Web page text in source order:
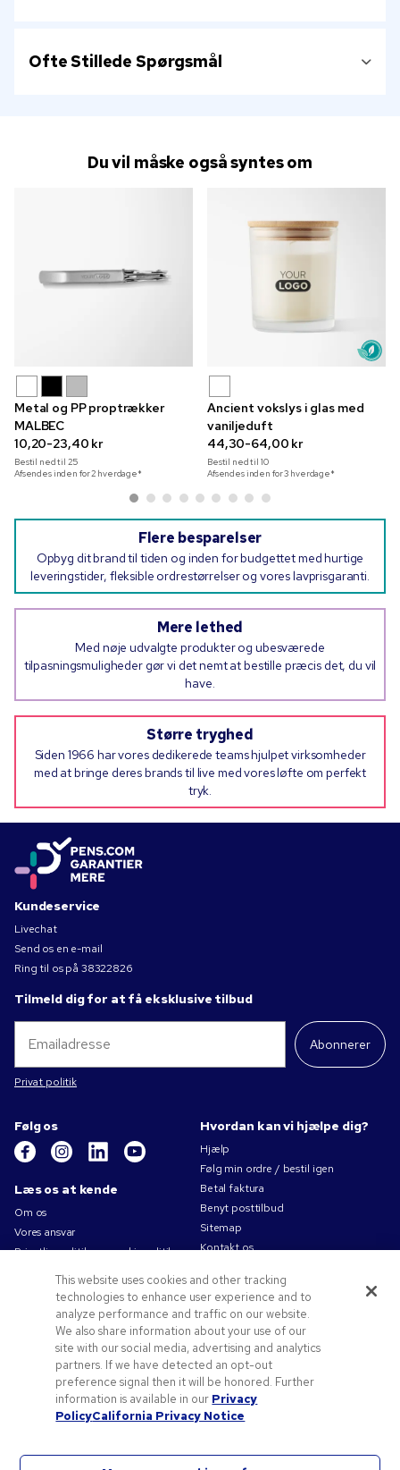
Ofte Stillede Spørgsmål
Du vil måske også syntes om
Metal og PP proptrækker
MALBEC
10,20-23,40 kr
Bestil ned til 25
Afsendes inden for 2 hverdage*
Ancient vokslys i glas med
vaniljeduft
44,30-64,00 kr
Bestil ned til 10
Afsendes inden for 3 hverdage*
Flere besparelser
Opbyg dit brand til tiden og inden for budgettet med hurtige
leveringstider, fleksible ordrestørrelser og vores lavprisgaranti.
Mere lethed
Med nøje udvalgte produkter og ubesværede
tilpasningsmuligheder gør vi det nemt at bestille præcis det, du vil
have.
Større tryghed
Siden 1966 har vores dedikerede teams hjulpet virksomheder
med at bringe deres brands til live med vores løfte om perfekt
tryk.
Kundeservice
Livechat
Send os en e-mail
Ring til os på 38322826
Tilmeld dig for at få eksklusive tilbud
Abonnerer
Privat politik
Følg os
Læs os at kende
Om os
Vores ansvar
Privatlivspolitik og cookiepolitik
Brugsvilkår
Salgsbetingelser
Karriere i Pens.com
Tilbud og ressourcer
Reklameartikler
Rabatkoder og -kuponer
Logoideer
Hvordan kan vi hjælpe dig?
Hjælp
Følg min ordre / bestil igen
Betal faktura
Benyt posttilbud
Sitemap
Kontakt os
This website uses cookies and other tracking
technologies to enhance user experience and to
analyze performance and traffic on our website.
We also share information about your use of our
site with our social media, advertising and analytics
partners. If we have detected an opt-out
preference signal then it will be honored. Further
information is available in our Privacy
PolicyCalifornia Privacy Notice